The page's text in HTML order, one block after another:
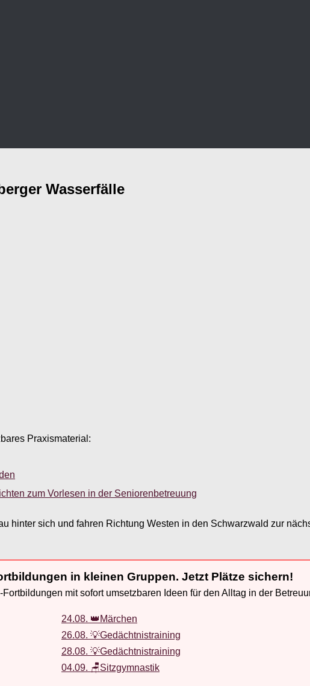
Wasserfälle
Praxismaterial:
zum Vorlesen in der Seniorenbetreuung
hinter sich und fahren Richtung Westen in den Schwarzwald zur
in kleinen Gruppen. Jetzt Plätze sichern!
mit sofort umsetzbaren Ideen für den Alltag in der
24.08. 👑Märchen
26.08. 💡Gedächtnistraining
28.08. 💡Gedächtnistraining
04.09. 🪑Sitzgymnastik